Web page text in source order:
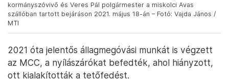
kormányszóvivő és Veres Pál polgármester a miskolci Avas
szállóban tartott bejáráson 2021. május 18-án – Fotó: Vajda János /
MTI
2021 óta jelentős állagmegóvási munkát is végzett
az MCC, a nyílászárókat befedték, ahol hiányzott,
ott kialakították a tetőfedést.